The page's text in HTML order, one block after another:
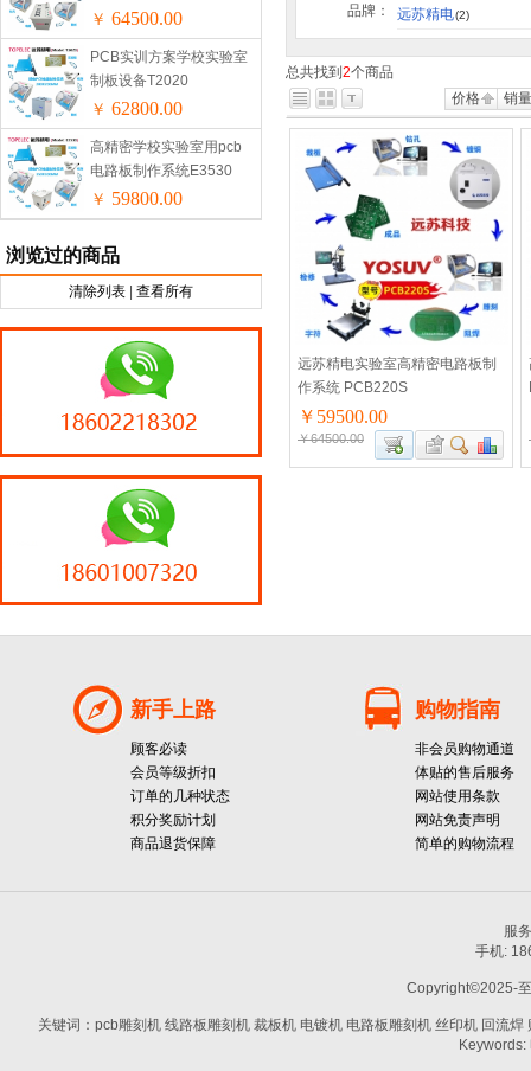
￥ 64500.00
PCB实训方案学校实验室
制板设备T2020
￥ 62800.00
高精密学校实验室用pcb
电路板制作系统E3530
￥ 59800.00
浏览过的商品
清除列表 查看所有
品牌： 远苏精电(2)
总共找到 2个商品
价格
销量
远苏精电实验室高精密电路板制
作系统 PCB220S
￥59500.00
￥64500.00
新手上路
顾客必读
会员等级折扣
订单的几种状态
积分奖励计划
商品退货保障
购物指南
非会员购物通道
体贴的售后服务
网站使用条款
网站免责声明
简单的购物流程
服
手机:
Copyright©2025-
关键词：pcb雕刻机 线路板雕刻机 裁板机 电镀机 电路板雕刻机 丝印机 回流
Keywords: